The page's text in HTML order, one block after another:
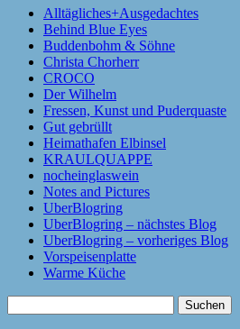
Alltägliches+Ausgedachtes
Behind Blue Eyes
Buddenbohm & Söhne
Christa Chorherr
CROCO
Der Wilhelm
Fressen, Kunst und Puderquaste
Gut gebrüllt
Heimathafen Elbinsel
KRAULQUAPPE
nocheinglaswein
Notes and Pictures
UberBlogring
UberBlogring – nächstes Blog
UberBlogring – vorheriges Blog
Vorspeisenplatte
Warme Küche
nach: